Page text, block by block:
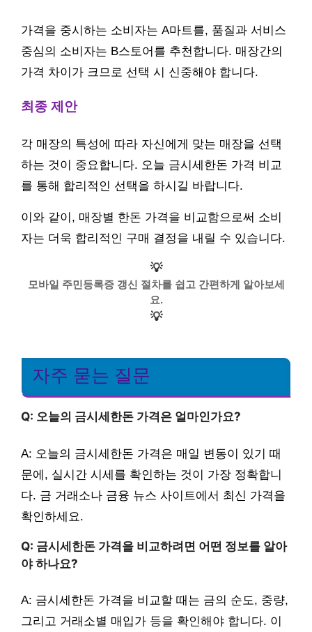
가격을 중시하는 소비자는 A마트를, 품질과 서비스
중심의 소비자는 B스토어를 추천합니다. 매장간의
가격 차이가 크므로 선택 시 신중해야 합니다.
최종 제안
각 매장의 특성에 따라 자신에게 맞는 매장을 선택
하는 것이 중요합니다. 오늘 금시세한돈 가격 비교
를 통해 합리적인 선택을 하시길 바랍니다.
이와 같이, 매장별 한돈 가격을 비교함으로써 소비
자는 더욱 합리적인 구매 결정을 내릴 수 있습니다.
💡
모바일 주민등록증 갱신 절차를 쉽고 간편하게 알아보세
요.
💡
자주 묻는 질문
Q: 오늘의 금시세한돈 가격은 얼마인가요?
A: 오늘의 금시세한돈 가격은 매일 변동이 있기 때
문에, 실시간 시세를 확인하는 것이 가장 정확합니
다. 금 거래소나 금융 뉴스 사이트에서 최신 가격을
확인하세요.
Q: 금시세한돈 가격을 비교하려면 어떤 정보를 알아
야 하나요?
A: 금시세한돈 가격을 비교할 때는 금의 순도, 중량,
그리고 거래소별 매입가 등을 확인해야 합니다. 이